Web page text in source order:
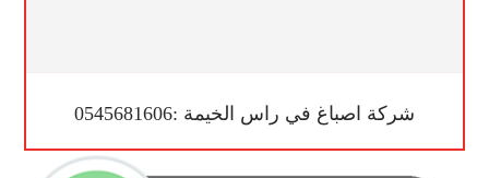
شركة اصباغ في راس الخيمة :0545681606